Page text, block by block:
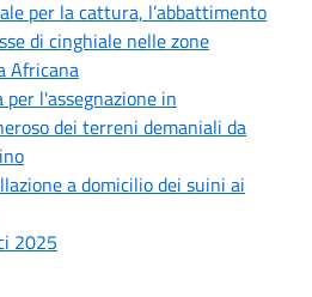
per la cattura, l’abbattimento
di cinghiale nelle zone
Africana
l'assegnazione in
dei terreni demaniali da
a domicilio dei suini ai
2025